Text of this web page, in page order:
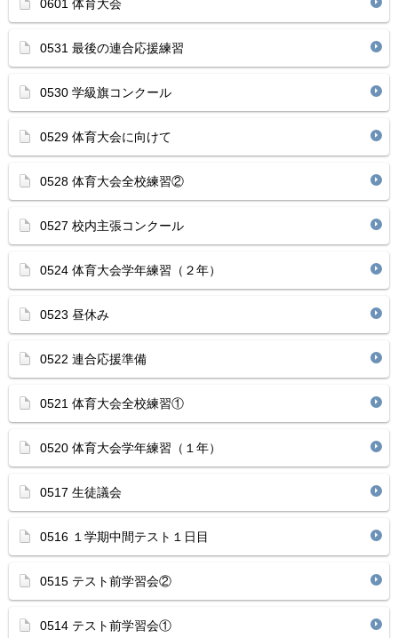
0601 体育大会
0531 最後の連合応援練習
0530 学級旗コンクール
0529 体育大会に向けて
0528 体育大会全校練習②
0527 校内主張コンクール
0524 体育大会学年練習（２年）
0523 昼休み
0522 連合応援準備
0521 体育大会全校練習①
0520 体育大会学年練習（１年）
0517 生徒議会
0516 １学期中間テスト１日目
0515 テスト前学習会②
0514 テスト前学習会①